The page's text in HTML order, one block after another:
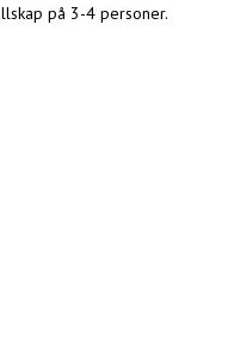
på 3-4 personer.